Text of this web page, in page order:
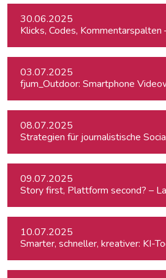
30.06.2025
Klicks, Codes,
03.07.2025
fjum_Outdoor: Smartphone
08.07.2025
Strategien für journalistische
09.07.2025
Story first, Plattform second? –
10.07.2025
Smarter, schneller, kreativer: KI-